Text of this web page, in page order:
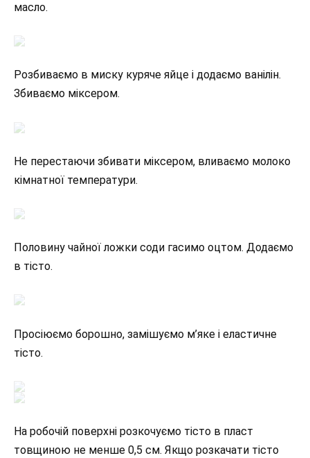
масло.
Розбиваємо в миску куряче яйце і додаємо ванілін.
Збиваємо міксером.
Не перестаючи збивати міксером, вливаємо молоко
кімнатної температури.
Половину чайної ложки соди гасимо оцтом. Додаємо
в тісто.
Просіюємо борошно, замішуємо м’яке і еластичне
тісто.
На робочій поверхні розкочуємо тісто в пласт
товщиною не менше 0,5 см. Якщо розкачати тісто